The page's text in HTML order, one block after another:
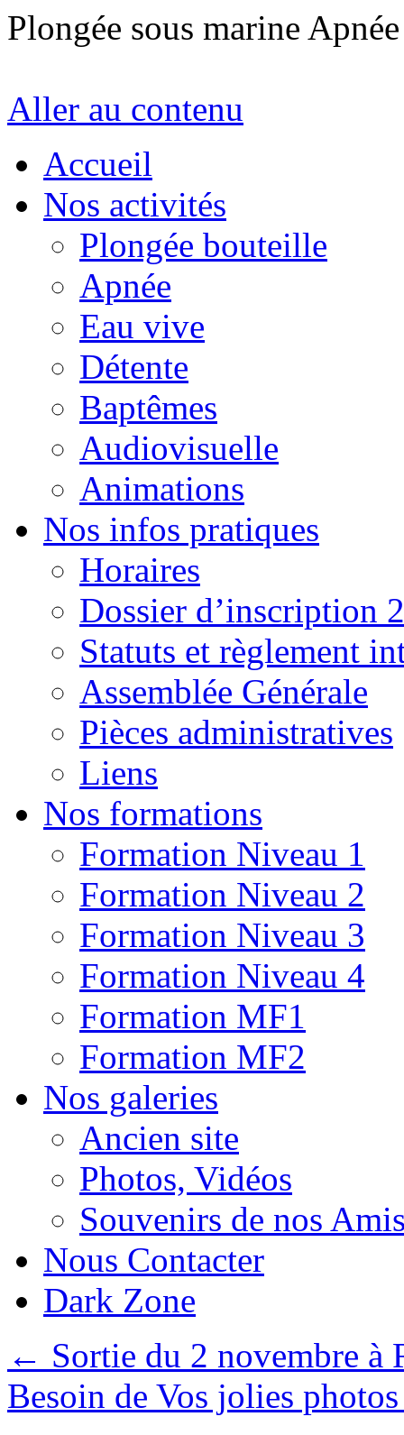
Plongée sous marine
Aller au contenu
Accueil
Nos activités
Plongée bouteille
Apnée
Eau vive
Détente
Baptêmes
Audiovisuelle
Animations
Nos infos pratiques
Horaires
Dossier d’inscription
Statuts et règlement
Assemblée Générale
Pièces administratives
Liens
Nos formations
Formation Niveau 1
Formation Niveau 2
Formation Niveau 3
Formation Niveau 4
Formation MF1
Formation MF2
Nos galeries
Ancien site
Photos, Vidéos
Souvenirs de nos
Nous Contacter
Dark Zone
← Sortie du 2 novembre à
Besoin de Vos jolies